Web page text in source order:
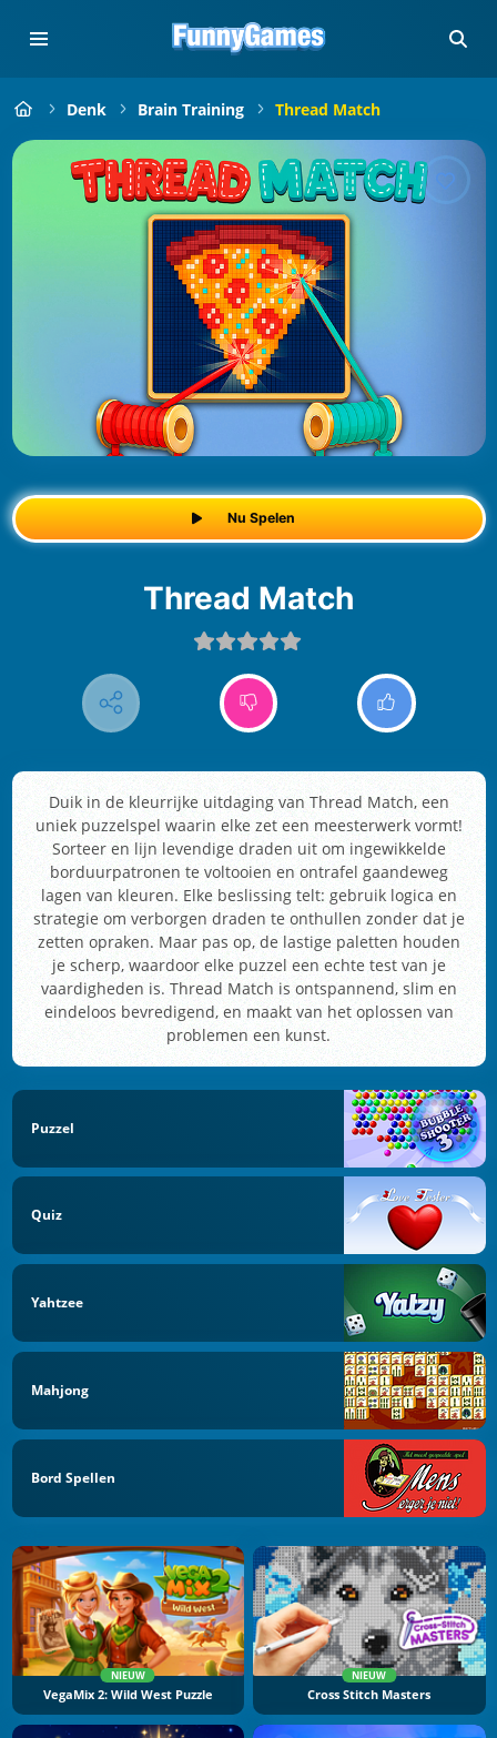
Denk Brain Training Thread Match
Nu Spelen
Thread Match
Duik in de kleurrijke uitdaging van Thread Match, een
uniek puzzelspel waarin elke zet een meesterwerk vormt!
Sorteer en lijn levendige draden uit om ingewikkelde
borduurpatronen te voltooien en ontrafel gaandeweg
lagen van kleuren. Elke beslissing telt: gebruik logica en
strategie om verborgen draden te onthullen zonder dat je
zetten opraken. Maar pas op, de lastige paletten houden
je scherp, waardoor elke puzzel een echte test van je
vaardigheden is. Thread Match is ontspannend, slim en
eindeloos bevredigend, en maakt van het oplossen van
problemen een kunst.
Puzzel
Quiz
Yahtzee
Mahjong
Bord Spellen
NIEUW
VegaMix 2: Wild West Puzzle
NIEUW
Cross Stitch Masters